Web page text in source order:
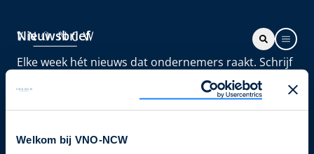
Welkom bij VNO-NCW
Nieuwsbrief
Elke week hét nieuws dat ondernemers raakt. Schrijf
je nu in voor de VNO-NCW nieuwsbrief.
Schrijf je in